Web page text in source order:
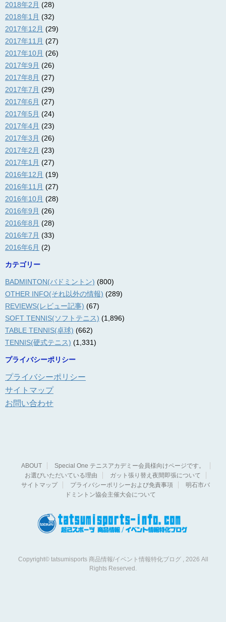
2018年2月 (28)
2018年1月 (32)
2017年12月 (29)
2017年11月 (27)
2017年10月 (26)
2017年9月 (26)
2017年8月 (27)
2017年7月 (29)
2017年6月 (27)
2017年5月 (24)
2017年4月 (23)
2017年3月 (26)
2017年2月 (23)
2017年1月 (27)
2016年12月 (19)
2016年11月 (27)
2016年10月 (28)
2016年9月 (26)
2016年8月 (28)
2016年7月 (33)
2016年6月 (2)
カテゴリー
BADMINTON(バドミントン) (800)
OTHER INFO(それ以外の情報) (289)
REVIEWS(レビュー記事) (67)
SOFT TENNIS(ソフトテニス) (1,896)
TABLE TENNIS(卓球) (662)
TENNIS(硬式テニス) (1,331)
プライバシーポリシー
プライバシーポリシー
サイトマップ
お問い合わせ
ABOUT
Special One テニスアカデミー会員様向けページです。
お選びいただいている理由
ガット張り替え夜間即張について
サイトマップ
プライバシーポリシーおよび免責事項
明石市バ
ドミントン協会主催大会について
Copyright© tatsumisports 商品情報/イベント情報特化ブログ , 2026 All
Rights Reserved.